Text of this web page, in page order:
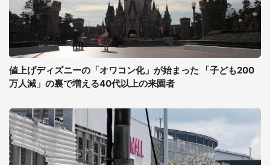
値上げディズニーの「オワコン化」が始まった 「子ども200
万人減」の裏で増える40代以上の来園者